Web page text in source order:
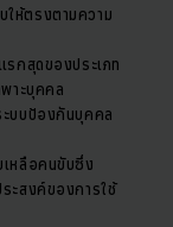
ให้ตรงตามความ
รกสุดของประเภท
าะบุคคล
ะบบป้องกันบุคคล
หลือคนขับซึ่ง
ะสงค์ของการใช้